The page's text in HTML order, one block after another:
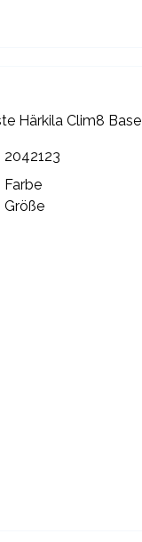
Härkila Clim8 Base
2042123
Farbe
Größe